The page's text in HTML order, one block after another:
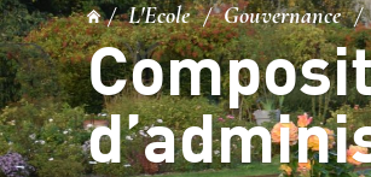
L'Ecole Gouvernance